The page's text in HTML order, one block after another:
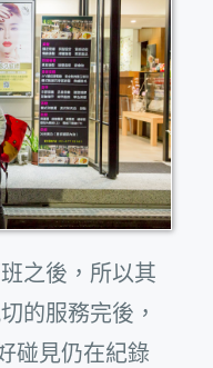
之後，所以其
的服務完後，
碰見仍在紀錄